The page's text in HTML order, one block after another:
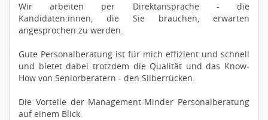
Wir arbeiten per Direktansprache - die
Kandidaten:innen, die Sie brauchen, erwarten
angesprochen zu werden.
Gute Personalberatung ist für mich effizient und schnell
und bietet dabei trotzdem die Qualität und das Know-
How von Seniorberatern - den Silberrücken.
Die Vorteile der Management-Minder Personalberatung
auf einem Blick.